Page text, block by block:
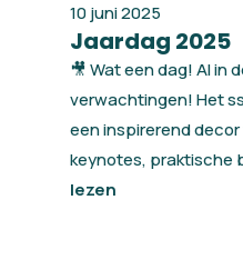
10 juni 2025
Jaardag 2025
🎥 Wat een dag! AI in
verwachtingen! Het
een inspirerend
keynotes, praktische
lezen